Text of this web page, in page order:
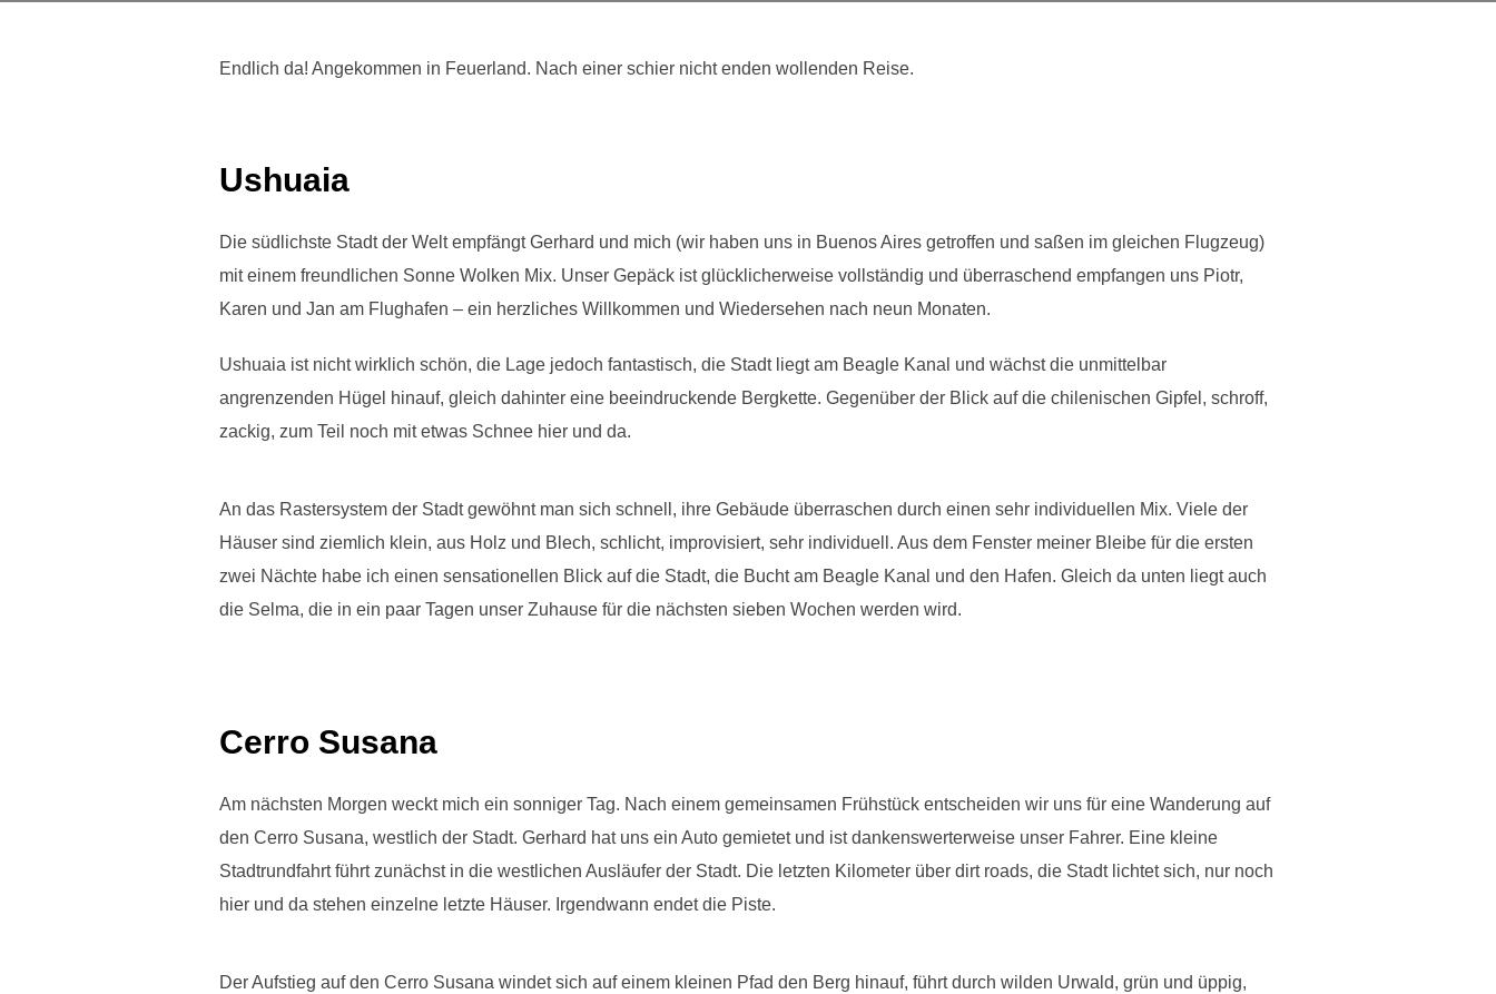
Endlich da! Angekommen in Feuerland. Nach einer schier nicht enden wollenden Reise.
Ushuaia
Die südlichste Stadt der Welt empfängt Gerhard und mich (wir haben uns in Buenos Aires getroffen und saßen im gleichen Flugzeug)
mit einem freundlichen Sonne Wolken Mix. Unser Gepäck ist glücklicherweise vollständig und überraschend empfangen uns Piotr,
Karen und Jan am Flughafen – ein herzliches Willkommen und Wiedersehen nach neun Monaten.
Ushuaia ist nicht wirklich schön, die Lage jedoch fantastisch, die Stadt liegt am Beagle Kanal und wächst die unmittelbar
angrenzenden Hügel hinauf, gleich dahinter eine beeindruckende Bergkette. Gegenüber der Blick auf die chilenischen Gipfel, schroff,
zackig, zum Teil noch mit etwas Schnee hier und da.
An das Rastersystem der Stadt gewöhnt man sich schnell, ihre Gebäude überraschen durch einen sehr individuellen Mix. Viele der
Häuser sind ziemlich klein, aus Holz und Blech, schlicht, improvisiert, sehr individuell. Aus dem Fenster meiner Bleibe für die ersten
zwei Nächte habe ich einen sensationellen Blick auf die Stadt, die Bucht am Beagle Kanal und den Hafen. Gleich da unten liegt auch
die Selma, die in ein paar Tagen unser Zuhause für die nächsten sieben Wochen werden wird.
Cerro Susana
Am nächsten Morgen weckt mich ein sonniger Tag. Nach einem gemeinsamen Frühstück entscheiden wir uns für eine Wanderung auf
den Cerro Susana, westlich der Stadt. Gerhard hat uns ein Auto gemietet und ist dankenswerterweise unser Fahrer. Eine kleine
Stadtrundfahrt führt zunächst in die westlichen Ausläufer der Stadt. Die letzten Kilometer über dirt roads, die Stadt lichtet sich, nur noch
hier und da stehen einzelne letzte Häuser. Irgendwann endet die Piste.
Der Aufstieg auf den Cerro Susana windet sich auf einem kleinen Pfad den Berg hinauf, führt durch wilden Urwald, grün und üppig,